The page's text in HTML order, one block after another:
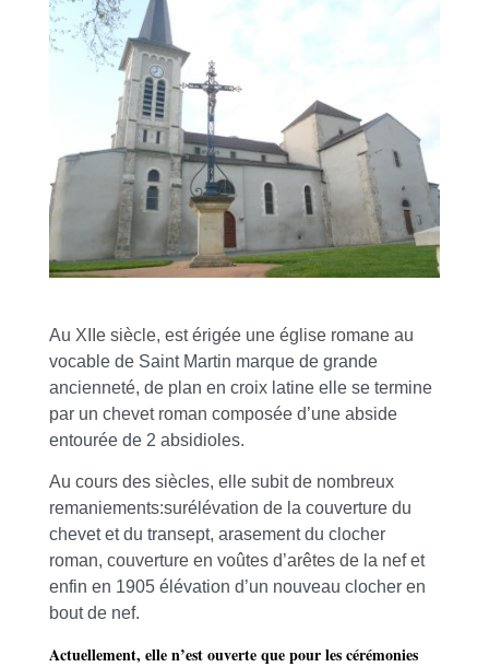
Au XIIe siècle, est érigée une église romane au
vocable de Saint Martin marque de grande
ancienneté, de plan en croix latine elle se termine
par un chevet roman composée d’une abside
entourée de 2 absidioles.
Au cours des siècles, elle subit de nombreux
remaniements:surélévation de la couverture du
chevet et du transept, arasement du clocher
roman, couverture en voûtes d’arêtes de la nef et
enfin en 1905 élévation d’un nouveau clocher en
bout de nef.
Actuellement, elle n’est ouverte que pour les cérémonies